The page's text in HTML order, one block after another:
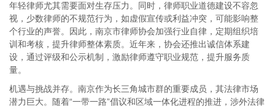
年轻律师尤其需要面对生存压力。同时，律师职业道德建设不容忽
视，少数律师的不规范行为，如虚假宣传或利益冲突，可能影响整
个行业的声誉。因此，南京市律师协会加强行业自律，定期组织培
训和考核，提升律师整体素质。近年来，协会还推出诚信体系建
设，通过评级和公示机制，激励律师遵守职业规范，提升服务质
量。
机遇与挑战并存。南京作为长三角城市群的重要成员，其法律市场
潜力巨大。随着“一带一路”倡议和区域一体化进程的推进，涉外法律